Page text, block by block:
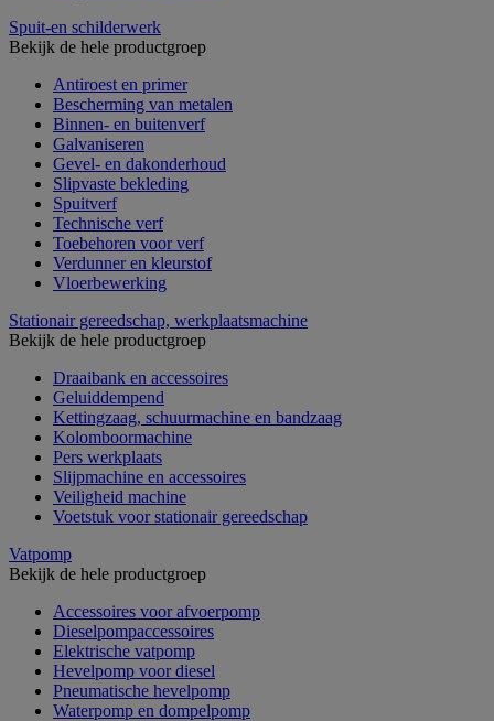
Spuit-en schilderwerk
Bekijk de hele productgroep
Antiroest en primer
Bescherming van metalen
Binnen- en buitenverf
Galvaniseren
Gevel- en dakonderhoud
Slipvaste bekleding
Spuitverf
Technische verf
Toebehoren voor verf
Verdunner en kleurstof
Vloerbewerking
Stationair gereedschap, werkplaatsmachine
Bekijk de hele productgroep
Draaibank en accessoires
Geluiddempend
Kettingzaag, schuurmachine en bandzaag
Kolomboormachine
Pers werkplaats
Slijpmachine en accessoires
Veiligheid machine
Voetstuk voor stationair gereedschap
Vatpomp
Bekijk de hele productgroep
Accessoires voor afvoerpomp
Dieselpompaccessoires
Elektrische vatpomp
Hevelpomp voor diesel
Pneumatische hevelpomp
Waterpomp en dompelpomp